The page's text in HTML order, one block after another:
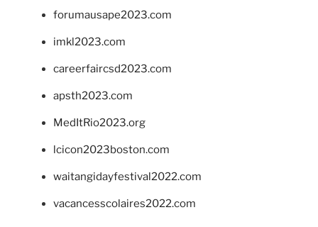
forumausape2023.com
imkl2023.com
careerfaircsd2023.com
apsth2023.com
MedItRio2023.org
lcicon2023boston.com
waitangidayfestival2022.com
vacancesscolaires2022.com